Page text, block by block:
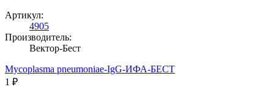
Артикул:
4905
Производитель:
Вектор-Бест
Mycoplasma pneumoniae-IgG-ИФА-БЕСТ
1 ₽